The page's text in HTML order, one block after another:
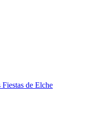
de Elche